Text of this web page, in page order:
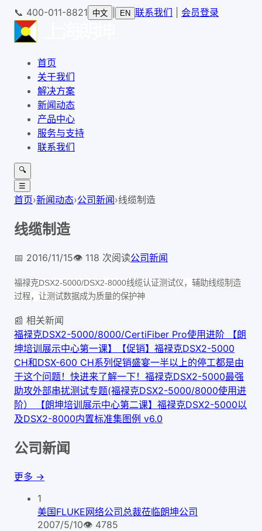
📞 400-011-8821 中文 EN 联系我们 会员登录
首页
关于我们
解决方案
新闻动态
产品中心
服务与支持
联系我们
🔍
☰
首页›新闻动态›公司新闻›线缆制造
线缆制造
📅 2016/11/15👁️ 118 次阅读公司新闻
福禄克DSX2-5000/DSX2-8000线缆认证测试仪，辅助线缆制造
过程，让测试数据成为质量的保护神
📰 相关新闻
福禄克DSX2-5000/8000/CertiFiber Pro使用进阶 【朗
坤培训展示中心第一课】
【促销】福禄克DSX2-5000
CH和DSX-600 CH系列促销盛宴一半以上的停工都是由
于这个问题！快进来了解一下！福禄克DSX2-5000最强
助攻外部串扰测试专题(福禄克DSX2-5000/8000使用进
阶） 【朗坤培训展示中心第二课】 福禄克DSX2-5000以
及DSX2-8000内置标准集图例 v6.0
公司新闻
更多 →
1
美国FLUKE网络公司总裁莅临朗坤公司
2007/5/10👁 4785